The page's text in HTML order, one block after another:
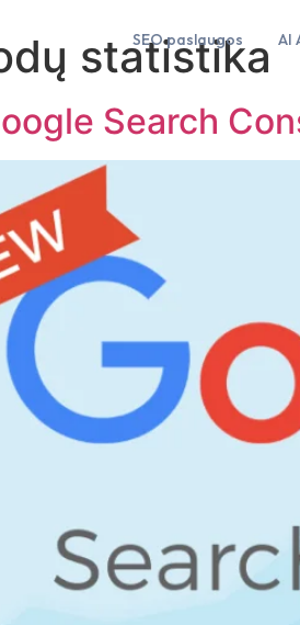
SEO paslaugos AI
statistika
Search